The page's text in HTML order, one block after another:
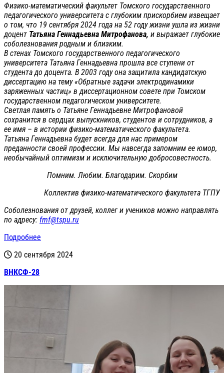
Физико-математический факультет Томского государственного
педагогического университета с глубоким прискорбием извещает
о том, что 19 сентября 2024 года на 52 году жизни ушла из жизни
доцент Татьяна Геннадьевна Митрофанова, и выражает глубокие
соболезнования родным и близким.
В стенах Томского государственного педагогического
университета Татьяна Геннадьевна прошла все ступени от
студента до доцента. В 2003 году она защитила кандидатскую
диссертацию на тему «Обратные задачи электродинамики
заряженных частиц» в диссертационном совете при Томском
государственном педагогическом университете.
Светлая память о Татьяне Геннадьевне Митрофановой
сохранится в сердцах выпускников, студентов и сотрудников, а
ее имя – в истории физико-математического факультета.
Татьяна Геннадьевна будет всегда для нас примером
преданности своей профессии. Мы навсегда запомним ее юмор,
необычайный оптимизм и исключительную добросовестность.
Помним. Любим. Благодарим. Скорбим
Коллектив физико-математического факультета ТГПУ
Соболезнования от друзей, коллег и учеников можно направлять
по адресу: fmf@tspu.ru
Подробнее
20 сентября 2024
ВНКСФ-28